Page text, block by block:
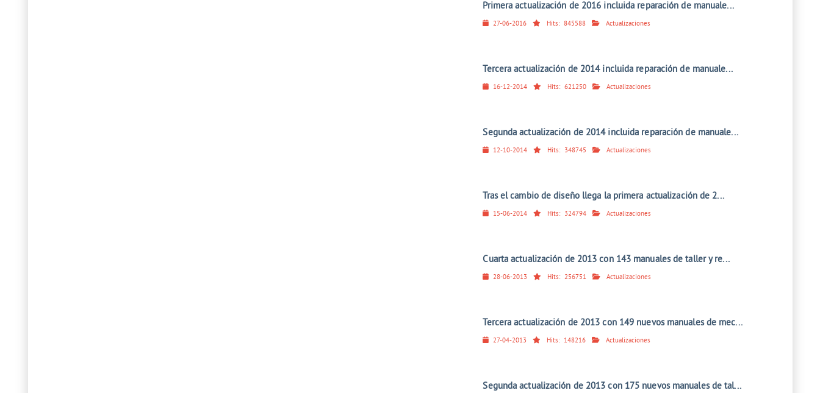
Primera actualización de 2016 incluida reparación de manuale...
27-06-2016 Hits: 845588 Actualizaciones
Tercera actualización de 2014 incluida reparación de manuale...
16-12-2014 Hits: 621250 Actualizaciones
Segunda actualización de 2014 incluida reparación de manuale...
12-10-2014 Hits: 348745 Actualizaciones
Tras el cambio de diseño llega la primera actualización de 2...
15-06-2014 Hits: 324794 Actualizaciones
Cuarta actualización de 2013 con 143 manuales de taller y re...
28-06-2013 Hits: 256751 Actualizaciones
Tercera actualización de 2013 con 149 nuevos manuales de mec...
27-04-2013 Hits: 148216 Actualizaciones
Segunda actualización de 2013 con 175 nuevos manuales de tal...